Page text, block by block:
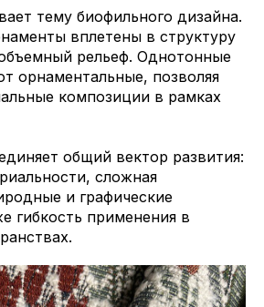
тему биофильного дизайна.
вплетены в структуру
рельеф. Однотонные
орнаментальные, позволяя
композиции в рамках
общий вектор развития:
сложная
и графические
гибкость применения в